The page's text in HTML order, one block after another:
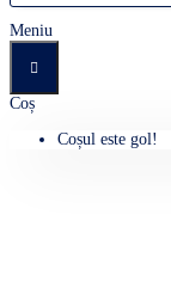
Meniu
Coș
Coșul este gol!